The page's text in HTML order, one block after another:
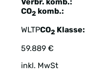
CO2 komb.:
WLTPCO2 Klasse:
59.889 €
inkl. MwSt